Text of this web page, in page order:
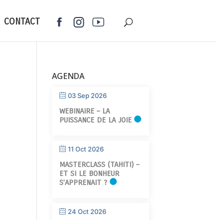
CONTACT
AGENDA
03 Sep 2026
WEBINAIRE – LA
PUISSANCE DE LA JOIE
11 Oct 2026
MASTERCLASS (TAHITI) –
ET SI LE BONHEUR
S’APPRENAIT ?
24 Oct 2026